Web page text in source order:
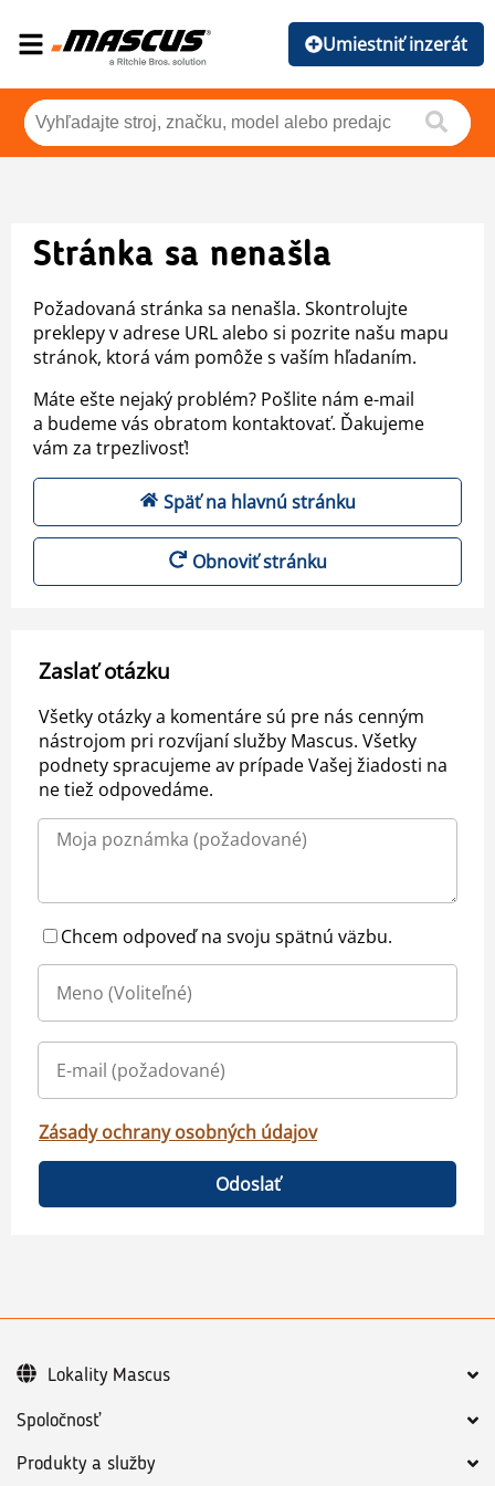
Umiestniť inzerát
Stránka sa nenašla
Požadovaná stránka sa nenašla. Skontrolujte
preklepy v adrese URL alebo si pozrite našu mapu
stránok, ktorá vám pomôže s vaším hľadaním.
Máte ešte nejaký problém? Pošlite nám e-mail
a budeme vás obratom kontaktovať. Ďakujeme
vám za trpezlivosť!
Späť na hlavnú stránku
Obnoviť stránku
Zaslať otázku
Všetky otázky a komentáre sú pre nás cenným
nástrojom pri rozvíjaní služby Mascus. Všetky
podnety spracujeme av prípade Vašej žiadosti na
ne tiež odpovedáme.
Chcem odpoveď na svoju spätnú väzbu.
Zásady ochrany osobných údajov
Odoslať
Spoločnosť
Produkty a služby
Lokality Mascus